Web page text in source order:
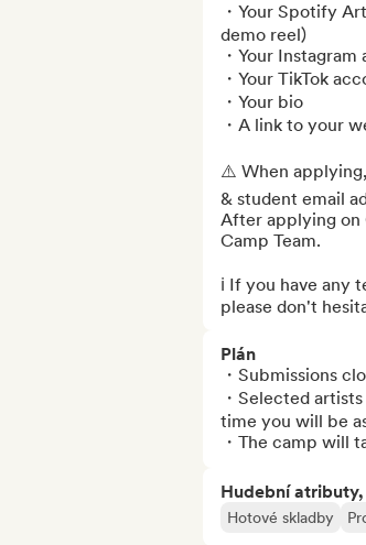
・Your Spotify
demo reel)
・Your
・Your TikTok
・Your bio
・A link to your
⚠️ When
& student email
After applying on
Camp Team.
ℹ️ If you have any
please don't
Plán
・Submissions
・Selected
time you will be
・The camp will
Hudební
Hotové skladby